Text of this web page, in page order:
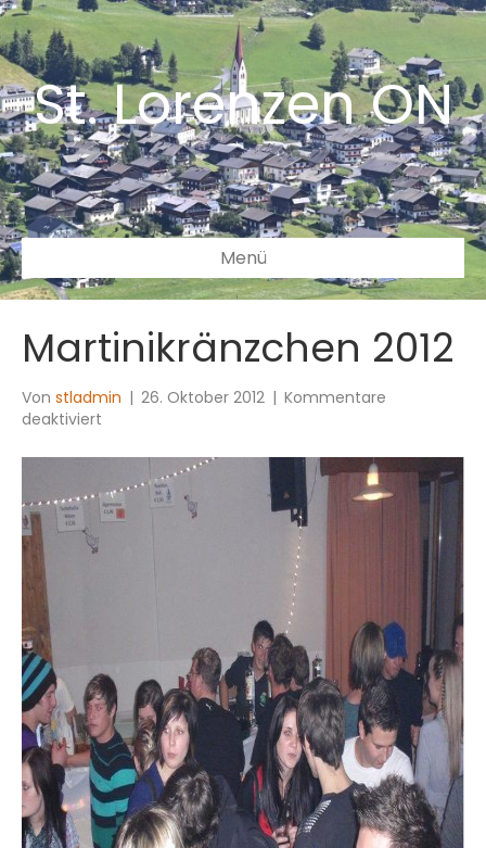
St. Lorenzen ON
Menü
Martinikränzchen 2012
Von stladmin | 26. Oktober 2012 | Kommentare
deaktiviert
2012